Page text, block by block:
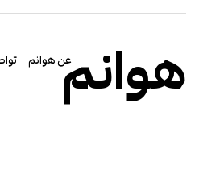
هوانمعن هوانم